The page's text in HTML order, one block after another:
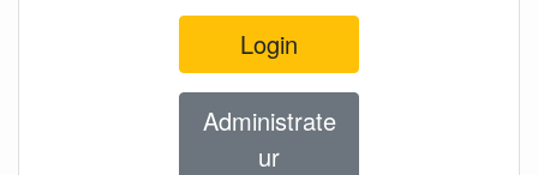
Login
Administrate
ur